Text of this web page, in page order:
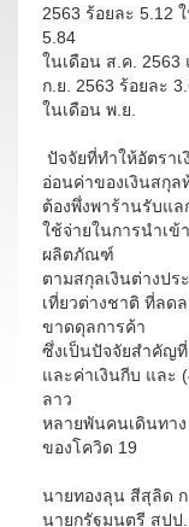
2563 ร้อยละ 5.12
5.84
ในเดือน ส.ค. 2563
ก.ย. 2563 ร้อยละ
ในเดือน พ.ย.
ปัจจัยที่ทำให้อัตรา
อ่อนค่าของเงินสกุ
ต้องพึ่งพาร้านรับแล
ใช้จ่ายในการนำเข้
ผลิตภัณฑ์
ตามสกุลเงินต่างป
เที่ยวต่างชาติ ที่ลด
ขาดดุลการค้า
ซึ่งเป็นปัจจัยสำคัญ
และค่าเงินกีบ และ
ลาว
หลายพันคนเดินทาง
ของโควิด 19
นายทองลุน สีสุลิด ก
นายกรัฐมนตรี สปป